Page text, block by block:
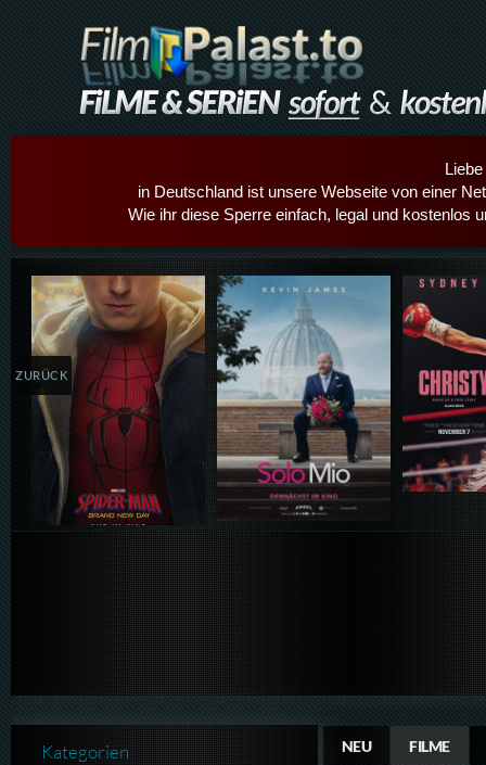
in Deutschland ist unsere Webseite von einer
Wie ihr diese Sperre einfach, legal und kostenlos
Details,Play Details,Play
ZURÜCK
NEU FILME
Kategorien